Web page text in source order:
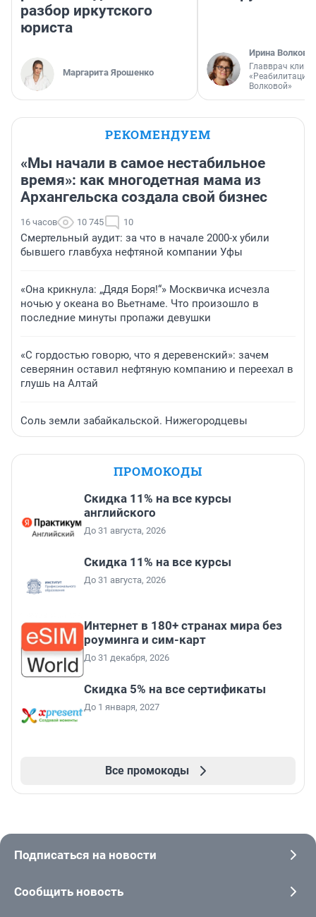
разбор иркутского
юриста
Маргарита Ярошенко
Ирина Волкова
Главврач
«Реабилитация
Волковой»
РЕКОМЕНДУЕМ
«Мы начали в самое нестабильное
время»: как многодетная мама из
Архангельска создала свой бизнес
16 часов 10 745 10
Смертельный аудит: за что в начале 2000-х убили
бывшего главбуха нефтяной компании Уфы
«Она крикнула: „Дядя Боря!“» Москвичка исчезла
ночью у океана во Вьетнаме. Что произошло в
последние минуты пропажи девушки
«С гордостью говорю, что я деревенский»: зачем
северянин оставил нефтяную компанию и переехал в
глушь на Алтай
Соль земли забайкальской. Нижегородцевы
ПРОМОКОДЫ
Скидка 11% на все курсы
английского
До 31 августа, 2026
Скидка 11% на все курсы
До 31 августа, 2026
Интернет в 180+ странах мира без
роуминга и сим-карт
До 31 декабря, 2026
Скидка 5% на все сертификаты
До 1 января, 2027
Все промокоды
Подписаться на новости
Сообщить новость